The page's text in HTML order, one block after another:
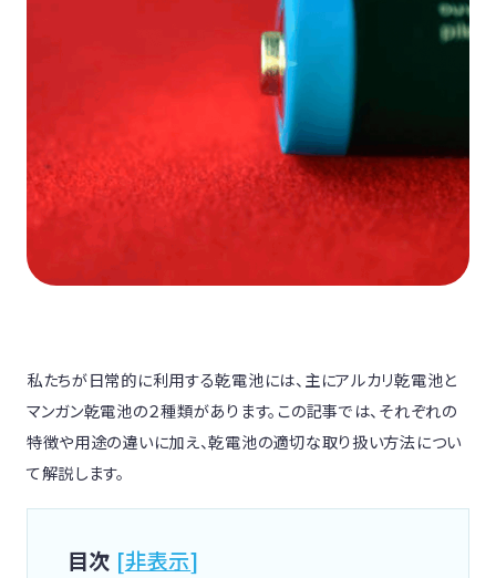
私たちが日常的に利用する乾電池には、主にアルカリ乾電池と
マンガン乾電池の２種類があります。この記事では、それぞれの
特徴や用途の違いに加え、乾電池の適切な取り扱い方法につい
て解説します。
目次 [非表示]